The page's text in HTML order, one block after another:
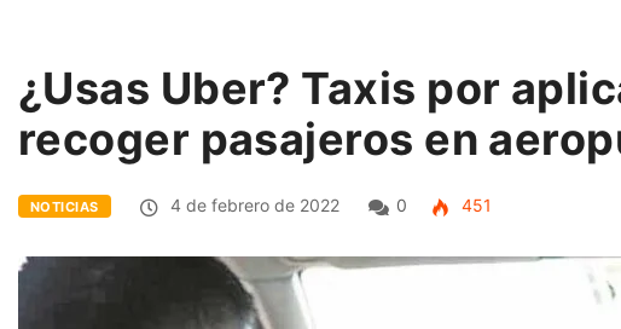
¿Usas Uber? Taxis por
recoger pasajeros en
NOTICIAS 4 de febrero de 2022 0 451